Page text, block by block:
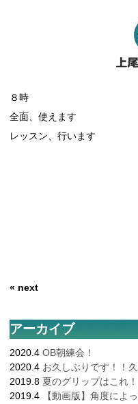
８時
全面、使えます
レッスン、行います
« next
アーカイブ
2020.4 OB朝練会！
2020.4 お久しぶりです！！
2019.8 夏のグリップはこれ
2019.4
【動画版】角度によ